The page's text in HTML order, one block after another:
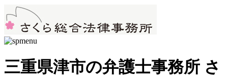
三重県津市の弁護士事務所 さ